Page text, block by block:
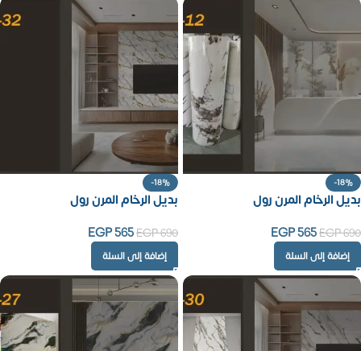
-18%
بديل الرخام المرن رول
EGP690
EGP565
إضافة إلى السلة
-18%
بديل الرخام المرن رول
EGP690
EGP565
إضافة إلى السلة